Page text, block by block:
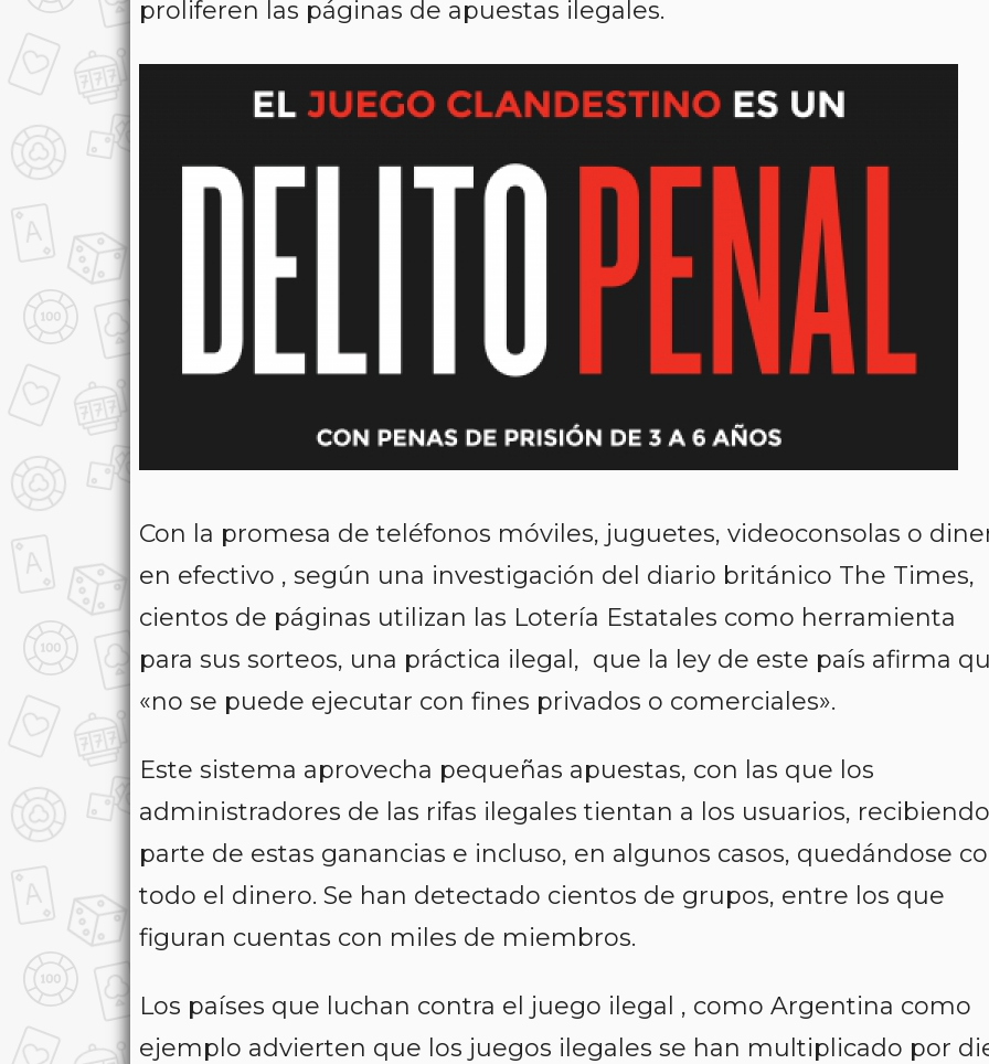
proliferen las páginas de apuestas ilegales.
Con la promesa de teléfonos móviles, juguetes, videoconsolas o
en efectivo , según una investigación del diario británico The Times,
cientos de páginas utilizan las Lotería Estatales como herramienta
para sus sorteos, una práctica ilegal, que la ley de este país afirma
«no se puede ejecutar con fines privados o comerciales».
Este sistema aprovecha pequeñas apuestas, con las que los
administradores de las rifas ilegales tientan a los usuarios, recibiendo
parte de estas ganancias e incluso, en algunos casos, quedándose
todo el dinero. Se han detectado cientos de grupos, entre los que
figuran cuentas con miles de miembros.
Los países que luchan contra el juego ilegal , como Argentina como
ejemplo advierten que los juegos ilegales se han multiplicado por